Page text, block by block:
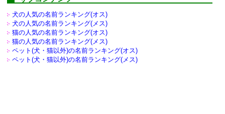
犬の人気の名前ランキング(オス)
犬の人気の名前ランキング(メス)
猫の人気の名前ランキング(オス)
猫の人気の名前ランキング(メス)
ペット(犬・猫以外)の名前ランキング(オス)
ペット(犬・猫以外)の名前ランキング(メス)